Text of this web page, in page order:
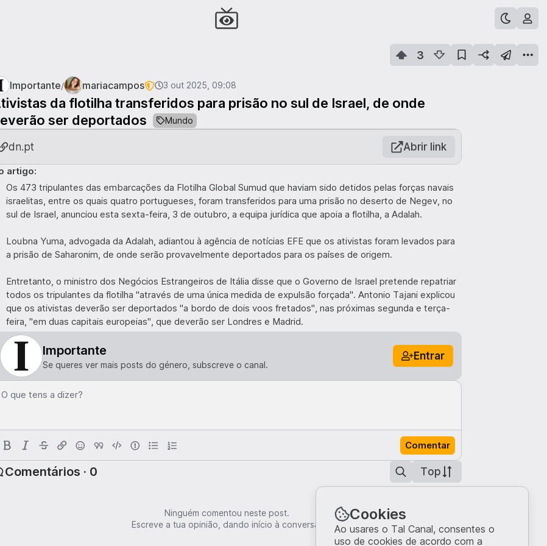
3
Importante/ mariacampos 3 out 2025, 09:08
da flotilha transferidos para prisão no sul de Israel, de onde
ser deportados
Mundo
dn.pt Abrir link
artigo:
Os 473 tripulantes das embarcações da Flotilha Global Sumud que haviam sido detidos pelas forças navais
israelitas, entre os quais quatro portugueses, foram transferidos para uma prisão no deserto de Negev, no
sul de Israel, anunciou esta sexta-feira, 3 de outubro, a equipa jurídica que apoia a flotilha, a Adalah.
Loubna Yuma, advogada da Adalah, adiantou à agência de notícias EFE que os ativistas foram levados para
a prisão de Saharonim, de onde serão provavelmente deportados para os países de origem.
Entretanto, o ministro dos Negócios Estrangeiros de Itália disse que o Governo de Israel pretende repatriar
todos os tripulantes da flotilha "através de uma única medida de expulsão forçada". Antonio Tajani explicou
que os ativistas deverão ser deportados "a bordo de dois voos fretados", nas próximas segunda e terça-
feira, "em duas capitais europeias", que deverão ser Londres e Madrid.
Importante
Se queres ver mais posts do género, subscreve o canal.
Entrar
O que tens a dizer?
Comentar
Comentários · 0 Top
Ninguém comentou neste post.
Escreve a tua opinião, dando início à conversa.
Cookies
Ao usares o Tal Canal, consentes o
uso de cookies de acordo com a